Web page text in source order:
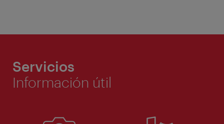
Servicios
Información útil